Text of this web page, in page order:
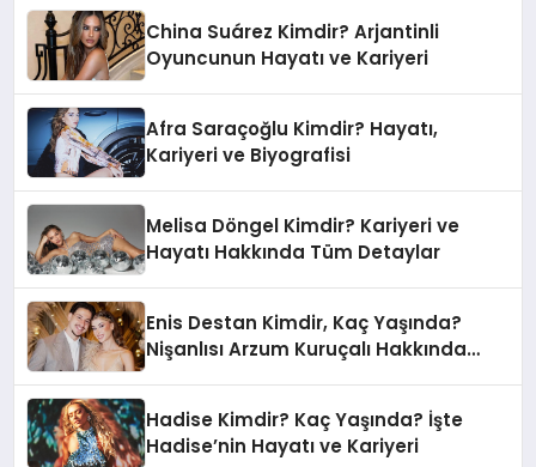
China Suárez Kimdir? Arjantinli
Oyuncunun Hayatı ve Kariyeri
Afra Saraçoğlu Kimdir? Hayatı,
Kariyeri ve Biyografisi
Melisa Döngel Kimdir? Kariyeri ve
Hayatı Hakkında Tüm Detaylar
Enis Destan Kimdir, Kaç Yaşında?
Nişanlısı Arzum Kuruçalı Hakkında
Hadise Kimdir? Kaç Yaşında? İşte
Hadise’nin Hayatı ve Kariyeri